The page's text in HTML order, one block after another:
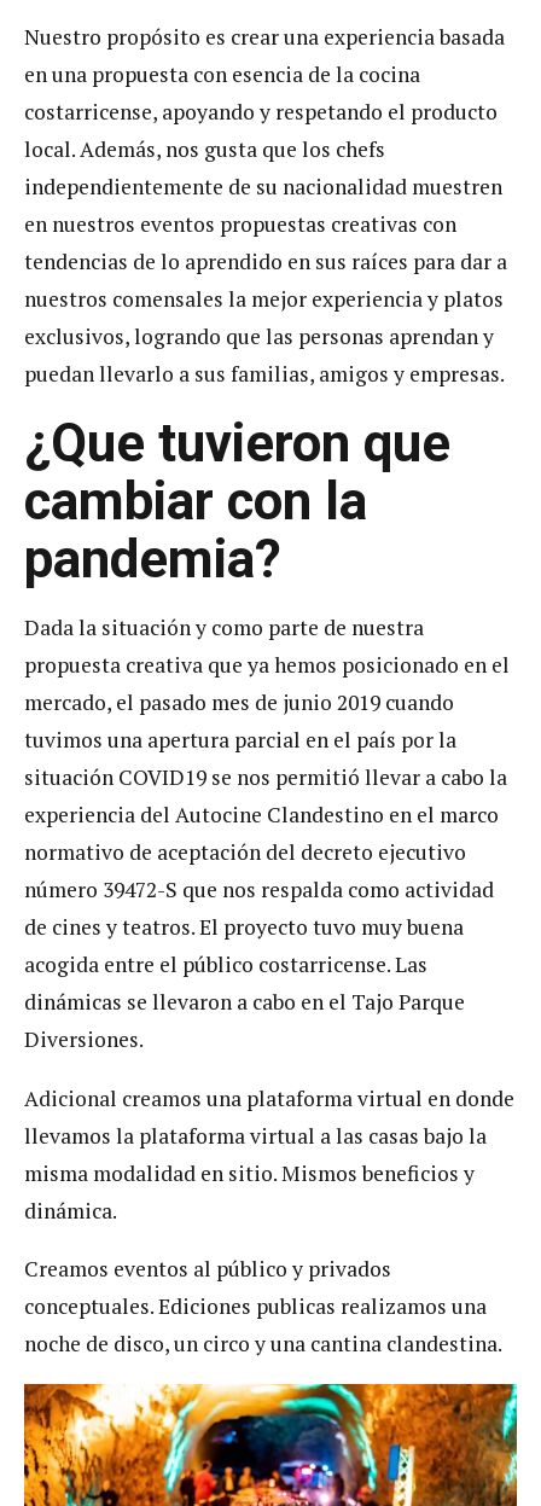
Nuestro propósito es crear una experiencia basada
en una propuesta con esencia de la cocina
costarricense, apoyando y respetando el producto
local. Además, nos gusta que los chefs
independientemente de su nacionalidad muestren
en nuestros eventos propuestas creativas con
tendencias de lo aprendido en sus raíces para dar a
nuestros comensales la mejor experiencia y platos
exclusivos, logrando que las personas aprendan y
puedan llevarlo a sus familias, amigos y empresas.
¿Que tuvieron que
cambiar con la
pandemia?
Dada la situación y como parte de nuestra
propuesta creativa que ya hemos posicionado en el
mercado, el pasado mes de junio 2019 cuando
tuvimos una apertura parcial en el país por la
situación COVID19 se nos permitió llevar a cabo la
experiencia del Autocine Clandestino en el marco
normativo de aceptación del decreto ejecutivo
número 39472-S que nos respalda como actividad
de cines y teatros. El proyecto tuvo muy buena
acogida entre el público costarricense. Las
dinámicas se llevaron a cabo en el Tajo Parque
Diversiones.
Adicional creamos una plataforma virtual en donde
llevamos la plataforma virtual a las casas bajo la
misma modalidad en sitio. Mismos beneficios y
dinámica.
Creamos eventos al público y privados
conceptuales. Ediciones publicas realizamos una
noche de disco, un circo y una cantina clandestina.